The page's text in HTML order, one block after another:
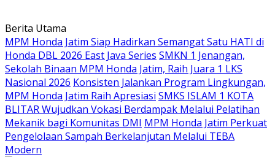
Langsung
ke
konten
Berita Utama
MPM Honda Jatim Siap Hadirkan Semangat Satu HATI di
Honda DBL 2026 East Java Series SMKN 1 Jenangan,
Sekolah Binaan MPM Honda Jatim, Raih Juara 1 LKS
Nasional 2026 Konsisten Jalankan Program Lingkungan,
MPM Honda Jatim Raih Apresiasi SMKS ISLAM 1 KOTA
BLITAR Wujudkan Vokasi Berdampak Melalui Pelatihan
Mekanik bagi Komunitas DMI MPM Honda Jatim Perkuat
Pengelolaan Sampah Berkelanjutan Melalui TEBA
Modern